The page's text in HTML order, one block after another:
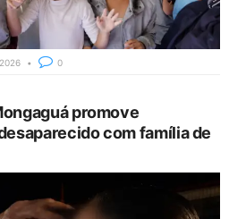
0
promove
com família de